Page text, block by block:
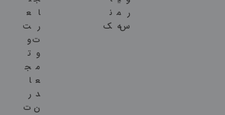
ر
س
م
ه
ن
ک
ا
ر
ت
و
م
ع
د
ن
ع
ت
و
ت
ج
ا
ر
ت